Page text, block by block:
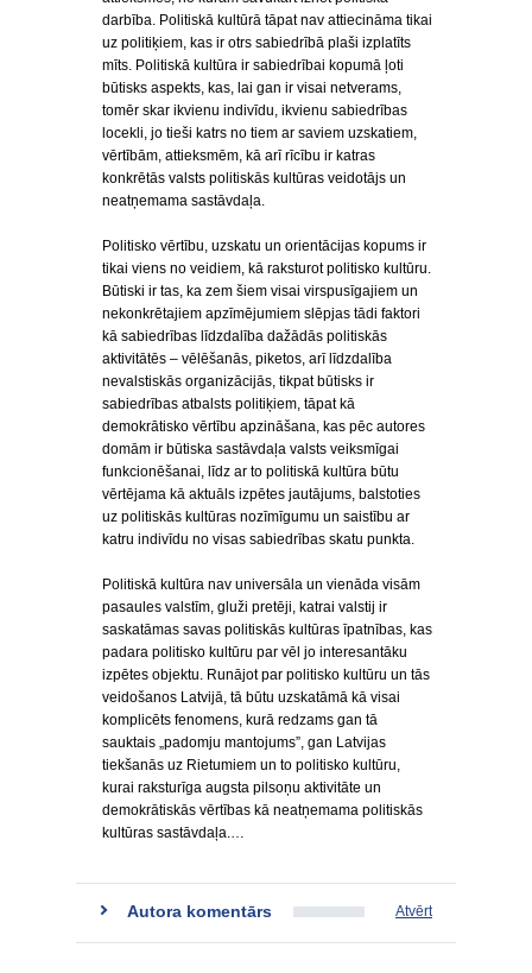
darbība. Politiskā kultūrā tāpat nav attiecināma tikai
uz politiķiem, kas ir otrs sabiedrībā plaši izplatīts
mīts. Politiskā kultūra ir sabiedrībai kopumā ļoti
būtisks aspekts, kas, lai gan ir visai netverams,
tomēr skar ikvienu indivīdu, ikvienu sabiedrības
locekli, jo tieši katrs no tiem ar saviem uzskatiem,
vērtībām, attieksmēm, kā arī rīcību ir katras
konkrētās valsts politiskās kultūras veidotājs un
neatņemama sastāvdaļa.
Politisko vērtību, uzskatu un orientācijas kopums ir
tikai viens no veidiem, kā raksturot politisko kultūru.
Būtiski ir tas, ka zem šiem visai virspusīgajiem un
nekonkrētajiem apzīmējumiem slēpjas tādi faktori
kā sabiedrības līdzdalība dažādās politiskās
aktivitātēs – vēlēšanās, piketos, arī līdzdalība
nevalstiskās organizācijās, tikpat būtisks ir
sabiedrības atbalsts politiķiem, tāpat kā
demokrātisko vērtību apzināšana, kas pēc autores
domām ir būtiska sastāvdaļa valsts veiksmīgai
funkcionēšanai, līdz ar to politiskā kultūra būtu
vērtējama kā aktuāls izpētes jautājums, balstoties
uz politiskās kultūras nozīmīgumu un saistību ar
katru indivīdu no visas sabiedrības skatu punkta.
Politiskā kultūra nav universāla un vienāda visām
pasaules valstīm, gluži pretēji, katrai valstij ir
saskatāmas savas politiskās kultūras īpatnības, kas
padara politisko kultūru par vēl jo interesantāku
izpētes objektu. Runājot par politisko kultūru un tās
veidošanos Latvijā, tā būtu uzskatāmā kā visai
komplicēts fenomens, kurā redzams gan tā
sauktais „padomju mantojums”, gan Latvijas
tiekšanās uz Rietumiem un to politisko kultūru,
kurai raksturīga augsta pilsoņu aktivitāte un
demokrātiskās vērtības kā neatņemama politiskās
kultūras sastāvdaļa.…
Autora komentārs Atvērt